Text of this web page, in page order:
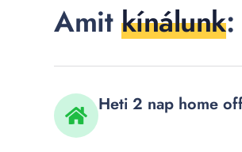
Amitkínálunk:
Heti 2 nap home